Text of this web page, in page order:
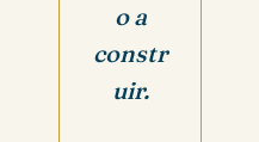
o a
constr
uir.